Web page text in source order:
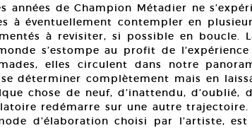
années de Champion Métadier ne
à éventuellement contempler en
à revisiter, si possible en boucle.
s’estompe au profit de l’expérience
elles circulent dans notre
déterminer complètement mais en
chose de neuf, d’inattendu, d’oublié,
redémarre sur une autre trajectoire.
d’élaboration choisi par l’artiste,